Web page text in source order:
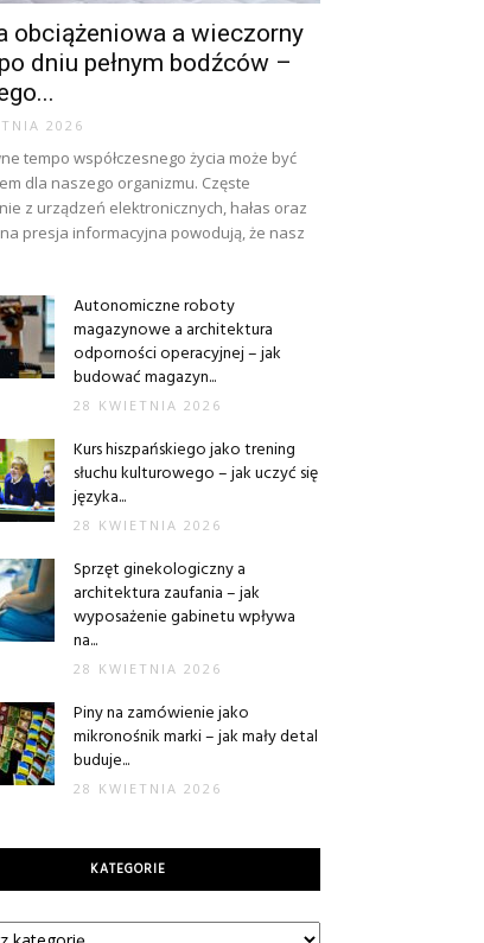
obciążeniowa a wieczorny
dniu pełnym bodźców –
2026
tempo współczesnego życia może być
dla naszego organizmu. Częste
z urządzeń elektronicznych, hałas oraz
presja informacyjna powodują, że nasz
Autonomiczne roboty
magazynowe a architektura
odporności operacyjnej – jak
budować magazyn...
28 KWIETNIA 2026
Kurs hiszpańskiego jako trening
słuchu kulturowego – jak uczyć się
języka...
28 KWIETNIA 2026
Sprzęt ginekologiczny a
architektura zaufania – jak
wyposażenie gabinetu wpływa
na...
28 KWIETNIA 2026
Piny na zamówienie jako
mikronośnik marki – jak mały detal
buduje...
28 KWIETNIA 2026
KATEGORIE